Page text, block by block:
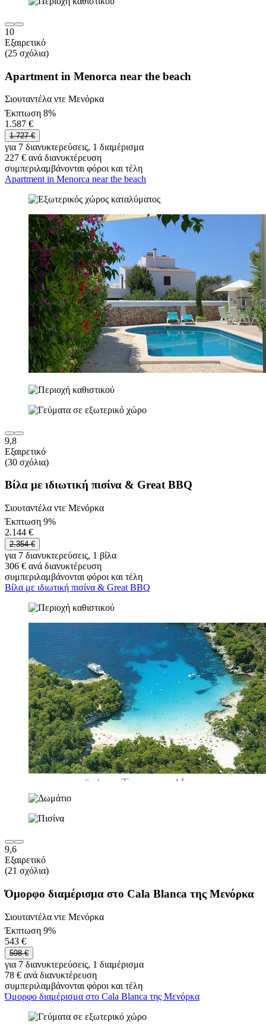
10
Εξαιρετικό
(25 σχόλια)
Apartment in Menorca near the beach
Σιουταντέλα ντε Μενόρκα
Έκπτωση 8%
1.587 €
1.727 €
για 7 διανυκτερεύσεις, 1 διαμέρισμα
227 € ανά διανυκτέρευση
συμπεριλαμβάνονται φόροι και τέλη
Apartment in Menorca near the beach
9,8
Εξαιρετικό
(30 σχόλια)
Βίλα με ιδιωτική πισίνα & Great BBQ
Σιουταντέλα ντε Μενόρκα
Έκπτωση 9%
2.144 €
2.354 €
για 7 διανυκτερεύσεις, 1 βίλα
306 € ανά διανυκτέρευση
συμπεριλαμβάνονται φόροι και τέλη
Βίλα με ιδιωτική πισίνα & Great BBQ
9,6
Εξαιρετικό
(21 σχόλια)
Όμορφο διαμέρισμα στο Cala Blanca της Μενόρκα
Σιουταντέλα ντε Μενόρκα
Έκπτωση 9%
543 €
598 €
για 7 διανυκτερεύσεις, 1 διαμέρισμα
78 € ανά διανυκτέρευση
συμπεριλαμβάνονται φόροι και τέλη
Όμορφο διαμέρισμα στο Cala Blanca της Μενόρκα